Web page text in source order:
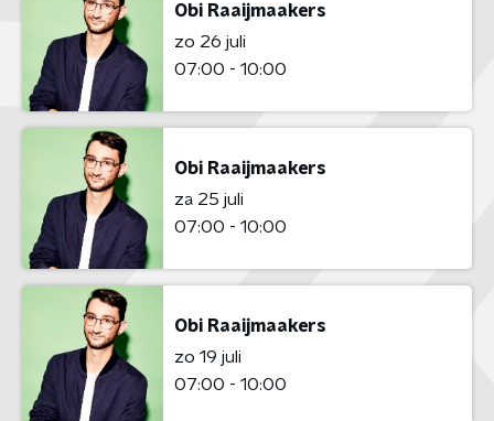
Obi Raaijmaakers
zo 26 juli
07:00 - 10:00
Obi Raaijmaakers
za 25 juli
07:00 - 10:00
Obi Raaijmaakers
zo 19 juli
07:00 - 10:00